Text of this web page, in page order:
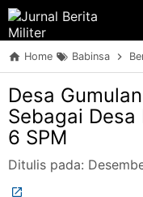
Home Babinsa
Desa
Sebagai
6 SPM
Ditulis pada: